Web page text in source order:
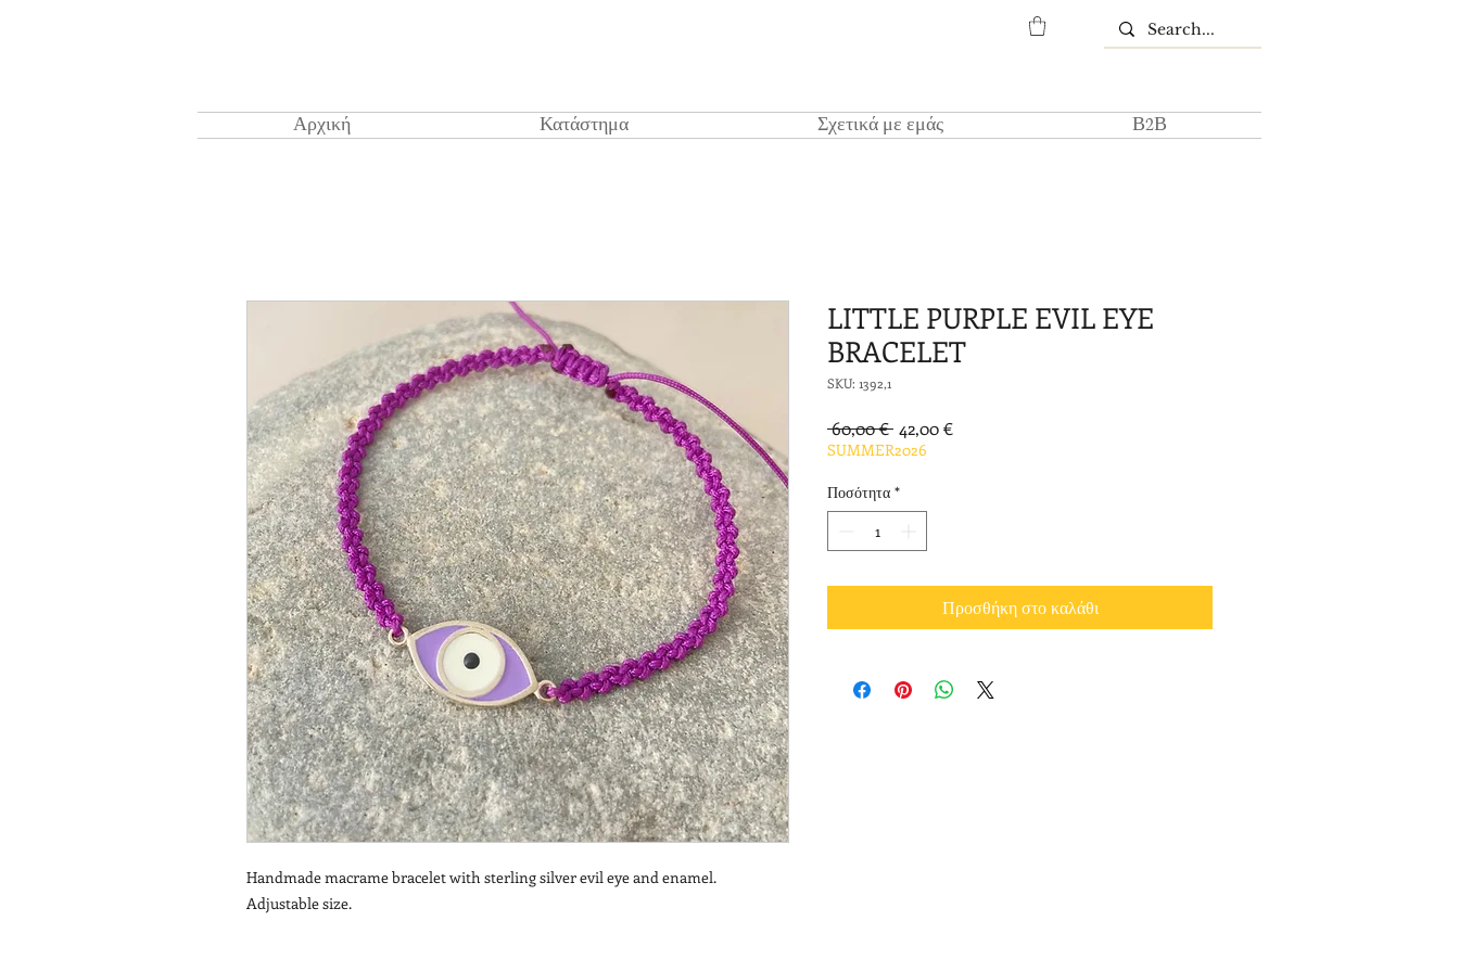
Αρχική Κατάστημα Σχετικά με εμάς Β2Β
Handmade macrame bracelet with sterling silver evil eye and enamel.
Adjustable size.
LITTLE PURPLE EVIL EYE
BRACELET
SKU: 1392,1
60,00 € Κανονική
τιμή
42,00 €Τιμή
SUMMER2026
Ποσότητα *
Προσθήκη στο καλάθι